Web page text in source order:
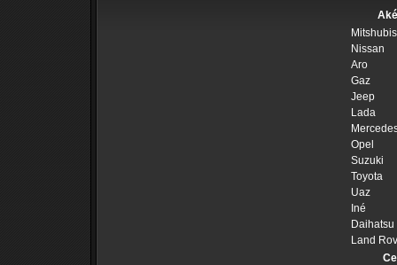
Nissan
Aro
Gaz
Jeep
Lada
Opel
Suzuki
Toyota
Uaz
Iné
Daihatsu
Land